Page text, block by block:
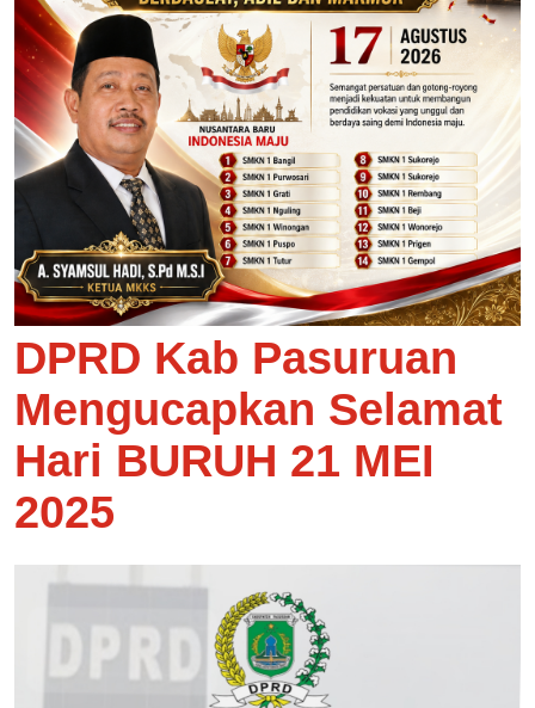
DPRD Kab Pasuruan
Mengucapkan Selamat
Hari BURUH 21 MEI
2025